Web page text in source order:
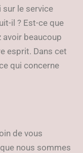
sur le service
il ? Est-ce que
avoir beaucoup
esprit. Dans cet
qui concerne
de vous
nous sommes